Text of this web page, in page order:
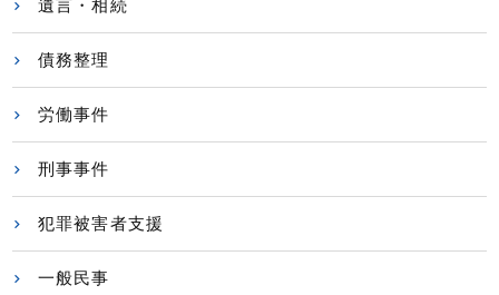
遺言・相続
債務整理
労働事件
刑事事件
犯罪被害者支援
一般民事